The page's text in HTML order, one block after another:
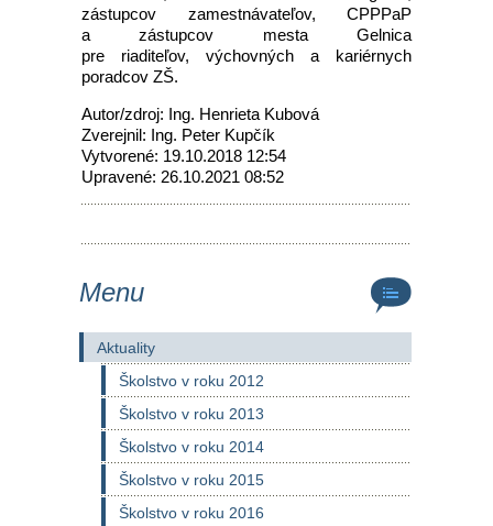
zástupcov zamestnávateľov, CPPPaP
a zástupcov mesta Gelnica
pre riaditeľov, výchovných a kariérnych
poradcov ZŠ.
Autor/zdroj: Ing. Henrieta Kubová
Zverejnil: Ing. Peter Kupčík
Vytvorené: 19.10.2018 12:54
Upravené: 26.10.2021 08:52
Menu
Aktuality
Školstvo v roku 2012
Školstvo v roku 2013
Školstvo v roku 2014
Školstvo v roku 2015
Školstvo v roku 2016